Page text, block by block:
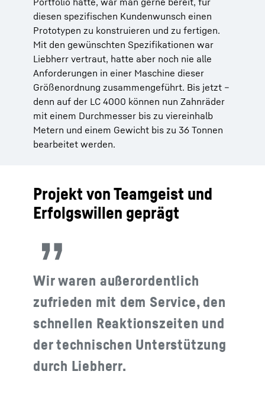
diesen spezifischen Kundenwunsch einen
Prototypen zu konstruieren und zu fertigen.
Mit den gewünschten Spezifikationen war
Liebherr vertraut, hatte aber noch nie alle
Anforderungen in einer Maschine dieser
Größenordnung zusammengeführt. Bis jetzt –
denn auf der LC 4000 können nun Zahnräder
mit einem Durchmesser bis zu viereinhalb
Metern und einem Gewicht bis zu 36 Tonnen
bearbeitet werden.
Projekt von Teamgeist und
Erfolgswillen geprägt
Wir waren außerordentlich
zufrieden mit dem Service, den
schnellen Reaktionszeiten und
der technischen Unterstützung
durch Liebherr.